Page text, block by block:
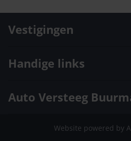
Vestigingen
Auto Versteeg Buurman
Auto Versteeg Buurman Ermelo
Auto Versteeg Buurman
Handige links
Onze vestigingen
Auto Versteeg
Website powered by